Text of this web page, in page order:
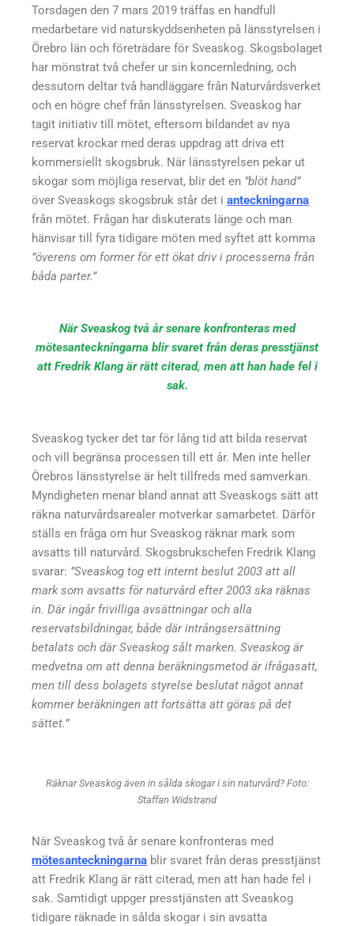
Torsdagen den 7 mars 2019 träffas en handfull
medarbetare vid naturskyddsenheten på länsstyrelsen i
Örebro län och företrädare för Sveaskog. Skogsbolaget
har mönstrat två chefer ur sin koncernledning, och
dessutom deltar två handläggare från Naturvårdsverket
och en högre chef från länsstyrelsen. Sveaskog har
tagit initiativ till mötet, eftersom bildandet av nya
reservat krockar med deras uppdrag att driva ett
kommersiellt skogsbruk. När länsstyrelsen pekar ut
skogar som möjliga reservat, blir det en ”blöt hand”
över Sveaskogs skogsbruk står det i anteckningarna
från mötet. Frågan har diskuterats länge och man
hänvisar till fyra tidigare möten med syftet att komma
”överens om former för ett ökat driv i processerna från
båda parter.”
När Sveaskog två år senare konfronteras med
mötesanteckningarna blir svaret från deras presstjänst
att Fredrik Klang är rätt citerad, men att han hade fel i
sak.
Sveaskog tycker det tar för lång tid att bilda reservat
och vill begränsa processen till ett år. Men inte heller
Örebros länsstyrelse är helt tillfreds med samverkan.
Myndigheten menar bland annat att Sveaskogs sätt att
räkna naturvårdsarealer motverkar samarbetet. Därför
ställs en fråga om hur Sveaskog räknar mark som
avsatts till naturvård. Skogsbrukschefen Fredrik Klang
svarar: ”Sveaskog tog ett internt beslut 2003 att all
mark som avsatts för naturvård efter 2003 ska räknas
in. Där ingår frivilliga avsättningar och alla
reservatsbildningar, både där intrångsersättning
betalats och där Sveaskog sålt marken. Sveaskog är
medvetna om att denna beräkningsmetod är ifrågasatt,
men till dess bolagets styrelse beslutat något annat
kommer beräkningen att fortsätta att göras på det
sättet.”
Räknar Sveaskog även in sålda skogar i sin naturvård? Foto:
Staffan Widstrand
När Sveaskog två år senare konfronteras med
mötesanteckningarna blir svaret från deras presstjänst
att Fredrik Klang är rätt citerad, men att han hade fel i
sak. Samtidigt uppger presstjänsten att Sveaskog
tidigare räknade in sålda skogar i sin avsatta